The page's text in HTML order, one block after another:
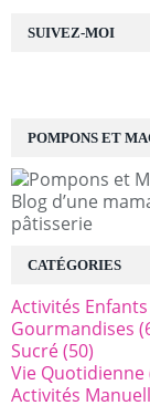
SUIVEZ-MOI
POMPONS ET
Blog d’une
pâtisserie
CATÉGORIES
Activités Enfants
Gourmandises
Sucré(50)
Vie Quotidienne
Activités